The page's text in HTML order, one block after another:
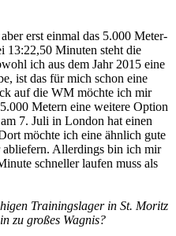
erst einmal das 5.000 Meter-
13:22,50 Minuten steht die
ich aus dem Jahr 2015 eine
ist das für mich schon eine
auf die WM möchte ich mir
Metern eine weitere Option
7. Juli in London hat einen
möchte ich eine ähnlich gute
Allerdings bin ich mir
schneller laufen muss als
Trainingslager in St. Moritz
zu großes Wagnis?